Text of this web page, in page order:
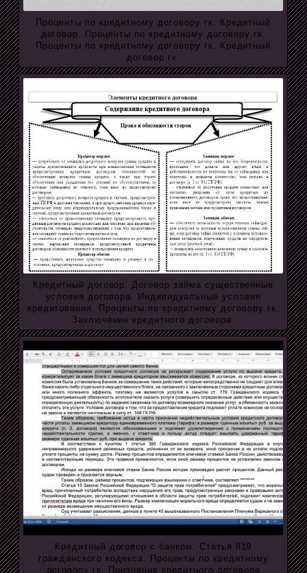
Проценты по кредитному договору гк. Кредитный
договор. Проценты по кредитному договору гк.
Проценты по кредитному договору гк. Кредитный
договор гк.
Кредитный договор. Договор займа существенные
условия договора. Индивидуальные условия
кредитования. Проценты по кредитному договору гк.
Заключение кредитного договора.
Кредитный договор с банком. Статья 819
гражданского кодекса. Проценты по кредитному
договору гк. Признание кредитного договора